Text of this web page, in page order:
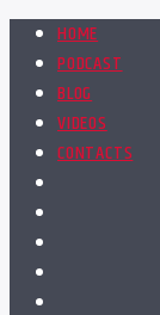
HOME
PODCAST
BLOG
VIDEOS
CONTACTS